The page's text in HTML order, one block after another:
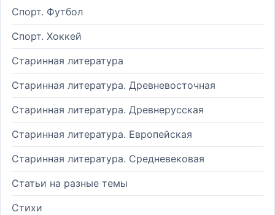
Спорт. Футбол
Спорт. Хоккей
Старинная литература
Старинная литература. Древневосточная
Старинная литература. Древнерусская
Старинная литература. Европейская
Старинная литература. Средневековая
Статьи на разные темы
Стихи